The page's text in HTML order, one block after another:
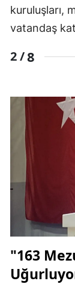
kuruluşları,
vatandaş
2 /8
"163